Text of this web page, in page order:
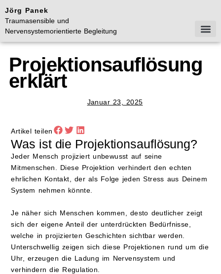
Jörg Panek
Traumasensible und
Nervensystemorientierte Begleitung
Projektionsauflösung
erklärt
Januar 23, 2025
Artikel teilen
Was ist die Projektionsauflösung?
Jeder Mensch projiziert unbewusst auf seine
Mitmenschen. Diese Projektion verhindert den echten
ehrlichen Kontakt, der als Folge jeden Stress aus Deinem
System nehmen könnte.
Je näher sich Menschen kommen, desto deutlicher zeigt
sich der eigene Anteil der unterdrückten Bedürfnisse,
welche in projizierten Geschichten sichtbar werden.
Unterschwellig zeigen sich diese Projektionen rund um die
Uhr, erzeugen die Ladung im Nervensystem und
verhindern die Regulation.